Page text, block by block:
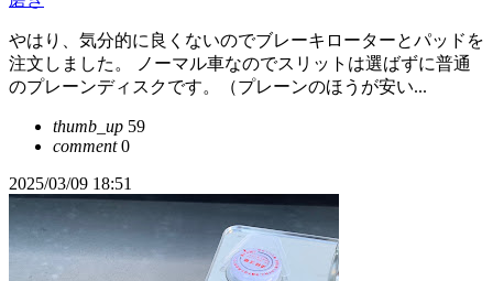
やはり、気分的に良くないのでブレーキローターとパッドを
注文しました。 ノーマル車なのでスリットは選ばずに普通
のプレーンディスクです。（プレーンのほうが安い...
thumb_up 59
comment0
2025/03/09 18:51